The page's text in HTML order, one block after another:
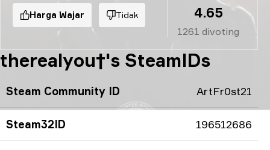
Harga Wajar Tidak 4.65
1261 divoting
therealyou†'s SteamIDs
Steam Community ID ArtFr0st21
Steam32ID 196512686